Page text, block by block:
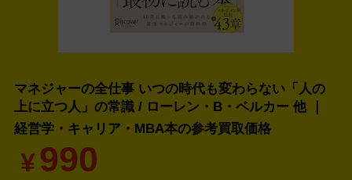
マネジャーの全仕事 いつの時代も変わらない「人の
上に立つ人」の常識 / ローレン・B・ベルカー 他 ｜
経営学・キャリア・MBA本の参考買取価格
¥990